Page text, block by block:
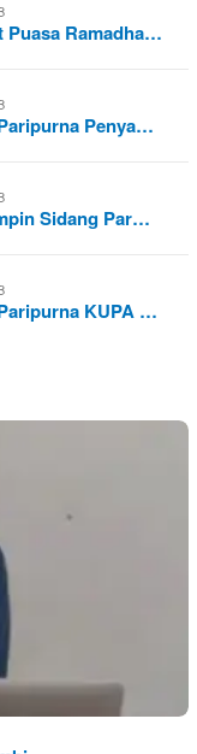
Puasa Ramadha…
Penya…
Sidang Par…
KUPA …